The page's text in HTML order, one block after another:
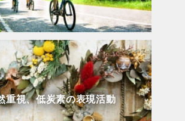
重視、低炭素の表現活動